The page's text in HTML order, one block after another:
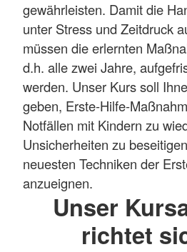
gewährleisten. Damit die
unter Stress und Zeitdruck
müssen die erlernten
d.h. alle zwei Jahre,
werden. Unser Kurs soll
geben, Erste-Hilfe-
Notfällen mit Kindern zu
Unsicherheiten zu
neuesten Techniken der
anzueignen.
Unser
richtet